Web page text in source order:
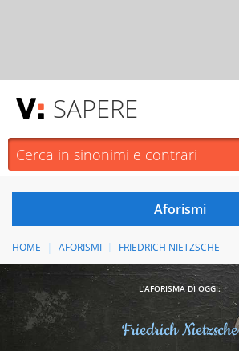
SAPERE
HOME AFORISMI FRIEDRICH NIETZSCHE
L'AFORISMA DI OGGI:
Friedrich Nietzsche